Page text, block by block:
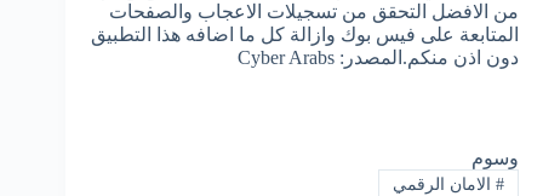
من الافضل التحقق من تسجيلات الاعجاب والصفحات
المتابعة على فيس بوك وازالة كل ما اضافه هذا التطبيق
دون اذن منكم.المصدر: Cyber Arabs
وسوم
#الامان الرقمي